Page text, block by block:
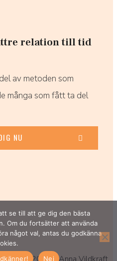
relation till tid
av metoden som
många som fått ta del
NU
se till att ge dig den bästa
Om du fortsätter att använda
något val, antas du godkänna
Nej